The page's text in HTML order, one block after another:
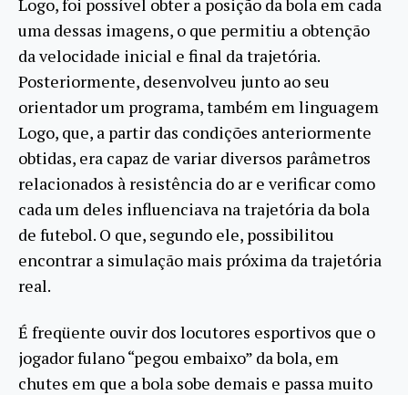
Logo, foi possível obter a posição da bola em cada
uma dessas imagens, o que permitiu a obtenção
da velocidade inicial e final da trajetória.
Posteriormente, desenvolveu junto ao seu
orientador um programa, também em linguagem
Logo, que, a partir das condições anteriormente
obtidas, era capaz de variar diversos parâmetros
relacionados à resistência do ar e verificar como
cada um deles influenciava na trajetória da bola
de futebol. O que, segundo ele, possibilitou
encontrar a simulação mais próxima da trajetória
real.
É freqüente ouvir dos locutores esportivos que o
jogador fulano “pegou embaixo” da bola, em
chutes em que a bola sobe demais e passa muito